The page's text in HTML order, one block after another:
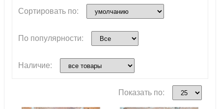
Сортировать по:
По популярности:
Наличие:
Показать по: